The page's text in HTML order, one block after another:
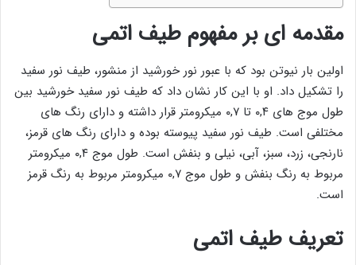
مقدمه ای بر مفهوم طیف اتمی
اولین بار نیوتن بود که با عبور نور خورشید از منشور، طیف نور سفید
را تشکیل داد. او با این کار نشان داد که طیف نور سفید خورشید بین
طول موج های ۰,۴ تا ۰,۷ میکرومتر قرار داشته و دارای رنگ های
مختلفی است. طیف نور سفید پیوسته بوده و دارای رنگ های قرمز،
نارنجی، زرد، سبز، آبی، نیلی و بنفش است. طول موج ۰,۴ میکرومتر
مربوط به رنگ بنفش و طول موج ۰,۷ میکرومتر مربوط به رنگ قرمز
است.
تعریف طیف اتمی